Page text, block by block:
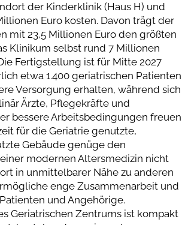
der Kinderklinik (Haus H) und
Euro kosten. Davon trägt der
mit 23,5 Millionen Euro den größten
Klinikum selbst rund 7 Millionen
Fertigstellung ist für Mitte 2027
etwa 1.400 geriatrischen Patienten
Versorgung erhalten, während sich
Ärzte, Pflegekräfte und
bessere Arbeitsbedingungen freuen
für die Geriatrie genutzte,
Gebäude genüge den
modernen Altersmedizin nicht
in unmittelbarer Nähe zu anderen
enge Zusammenarbeit und
und Angehörige.
Geriatrischen Zentrums ist kompakt